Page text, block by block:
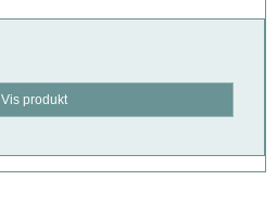
Vis produkt